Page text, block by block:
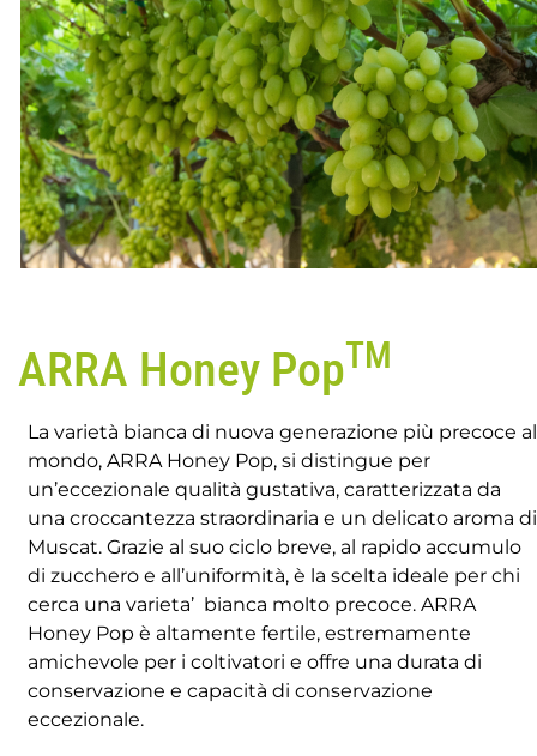
ARRA Honey PopTM
La varietà bianca di nuova generazione più precoce al
mondo, ARRA Honey Pop, si distingue per
un’eccezionale qualità gustativa, caratterizzata da
una croccantezza straordinaria e un delicato aroma di
Muscat. Grazie al suo ciclo breve, al rapido accumulo
di zucchero e all’uniformità, è la scelta ideale per chi
cerca una varieta’ bianca molto precoce. ARRA
Honey Pop è altamente fertile, estremamente
amichevole per i coltivatori e offre una durata di
conservazione e capacità di conservazione
eccezionale.